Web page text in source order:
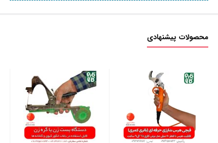
محصولات پیشنهادی